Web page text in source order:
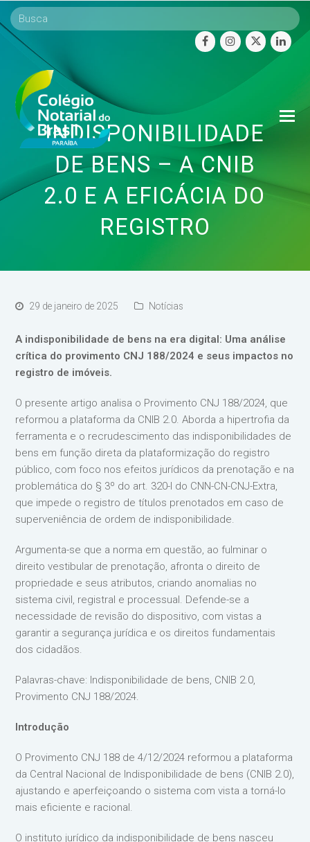
facebookinstagram
twitter
INDISPONIBILIDADE
DE BENS – A CNIB
2.0 E A EFICÁCIA DO
REGISTRO
29 de janeiro de 2025 Notícias
A indisponibilidade de bens na era digital: Uma análise
crítica do provimento CNJ 188/2024 e seus impactos no
registro de imóveis.
O presente artigo analisa o Provimento CNJ 188/2024, que
reformou a plataforma da CNIB 2.0. Aborda a hipertrofia da
ferramenta e o recrudescimento das indisponibilidades de
bens em função direta da plataformização do registro
público, com foco nos efeitos jurídicos da prenotação e na
problemática do § 3º do art. 320-I do CNN-CN-CNJ-Extra,
que impede o registro de títulos prenotados em caso de
superveniência de ordem de indisponibilidade.
Argumenta-se que a norma em questão, ao fulminar o
direito vestibular de prenotação, afronta o direito de
propriedade e seus atributos, criando anomalias no
sistema civil, registral e processual. Defende-se a
necessidade de revisão do dispositivo, com vistas a
garantir a segurança jurídica e os direitos fundamentais
dos cidadãos.
Palavras-chave: Indisponibilidade de bens, CNIB 2.0,
Provimento CNJ 188/2024.
Introdução
O Provimento CNJ 188 de 4/12/2024 reformou a plataforma
da Central Nacional de Indisponibilidade de bens (CNIB 2.0),
ajustando e aperfeiçoando o sistema com vista a torná-lo
mais eficiente e racional.
O instituto jurídico da indisponibilidade de bens nasceu